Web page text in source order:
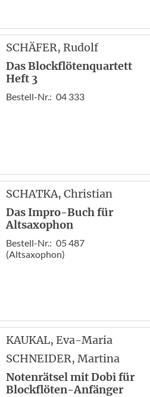
SCHÄFER, Rudolf
Das Blockflötenquartett
Heft 3
Bestell-Nr.: 04 333
SCHATKA, Christian
Das Impro-Buch für
Altsaxophon
Bestell-Nr.: 05 487
(Altsaxophon)
KAUKAL, Eva-Maria
SCHNEIDER, Martina
Notenrätsel mit Dobi für
Blockflöten-Anfänger